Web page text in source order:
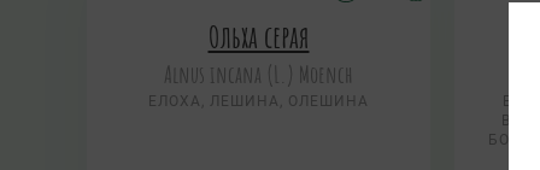
Ольха серая
Alnus incana (L.) Moench
ЕЛОХА, ЛЕШИНА, ОЛЕШИНА